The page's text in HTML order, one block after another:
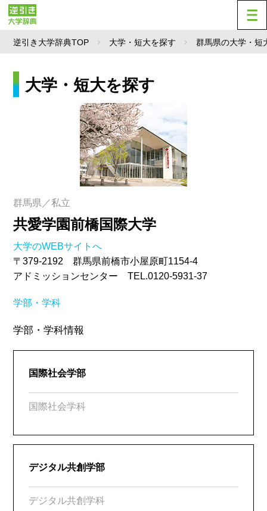
逆引き大学辞典TOP 大学・短大を探す 群馬県の大学・短
大学・短大を探す
群馬県／私立
共愛学園前橋国際大学
大学のWEBサイトへ
〒379-2192 群馬県前橋市小屋原町1154-4
アドミッションセンター TEL.0120-5931-37
学部・学科
学部・学科情報
国際社会学部
国際社会学科
デジタル共創学部
デジタル共創学科